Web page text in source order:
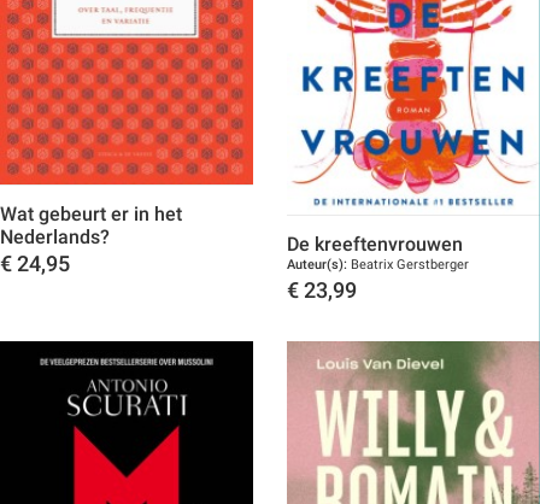
Wat gebeurt er in het
Nederlands?
€ 24,95
De kreeftenvrouwen
Auteur(s): Beatrix Gerstberger
€ 23,99